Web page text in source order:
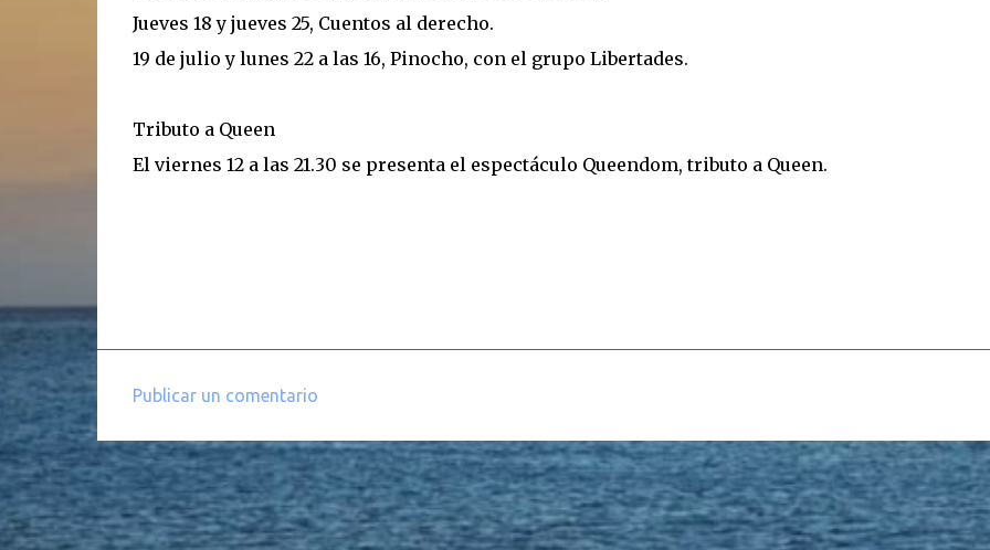
Jueves 18 y jueves 25, Cuentos al derecho.
19 de julio y lunes 22 a las 16, Pinocho, con el grupo Libertades.
Tributo a Queen
El viernes 12 a las 21.30 se presenta el espectáculo Queendom, tributo a Queen.
o
m
e
n
Publicar un comentario